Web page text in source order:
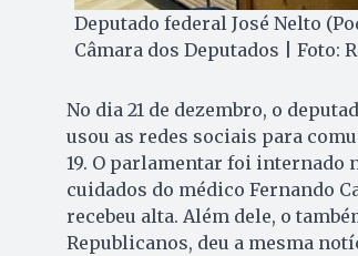
Deputado federal José Nelto
Câmara dos Deputados | Foto:
No dia 21 de dezembro, o
usou as redes sociais para
19. O parlamentar foi internado
cuidados do médico Fernando
recebeu alta. Além dele, o
Republicanos, deu a mesma